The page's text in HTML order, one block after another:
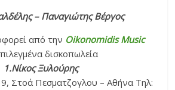
– Παναγιώτης Βέργος
από την Oikonomidis Music
δισκοπωλεία
1.Νίκος Ξυλούρης
Στοά Πεσματζογλου – Αθήνα Τηλ: